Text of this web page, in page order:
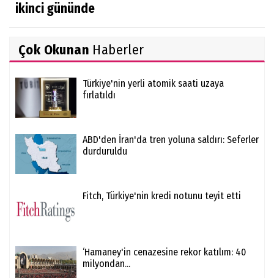
ikinci gününde
Çok Okunan Haberler
Türkiye'nin yerli atomik saati uzaya
fırlatıldı
ABD'den İran'da tren yoluna saldırı: Seferler
durduruldu
Fitch, Türkiye'nin kredi notunu teyit etti
‘Hamaney'in cenazesine rekor katılım: 40
milyondan...